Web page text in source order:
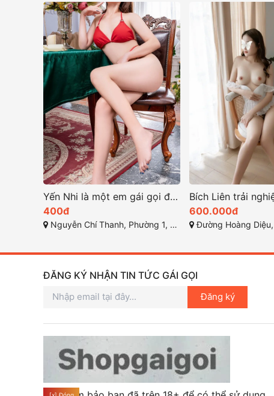
Yến Nhi là một em gái gọi đà lạt xinh xắn và dễ thương
400đ
Nguyễn Chí Thanh, Phường 1, Đà Lạt, Lâm Đồng
600.000đ
Đường Hoàng Diệu, Phường 5, Thành
ĐĂNG KÝ NHẬN TIN TỨC GÁI GỌI
Đăng ký
[x] Đóng